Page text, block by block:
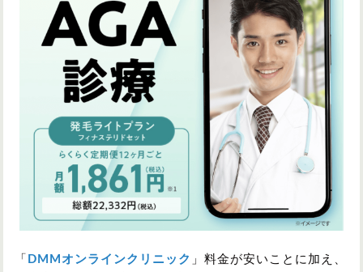
「 DMMオンラインクリニック 」料金が安いことに加え、